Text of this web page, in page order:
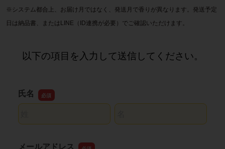
※システム都合上、お届け月ではなく、発送月で香りが異なります。発送予定
日は納品書、またはLINE（ID連携が必要）でご確認いただけます。
以下の項目を入力して送信してください。